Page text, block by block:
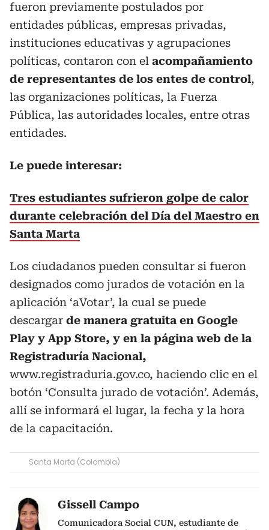
fueron previamente postulados por
entidades públicas, empresas privadas,
instituciones educativas y agrupaciones
políticas, contaron con el acompañamiento
de representantes de los entes de control,
las organizaciones políticas, la Fuerza
Pública, las autoridades locales, entre otras
entidades.
Le puede interesar:
Tres estudiantes sufrieron golpe de calor
durante celebración del Día del Maestro en
Santa Marta
Los ciudadanos pueden consultar si fueron
designados como jurados de votación en la
aplicación ‘aVotar’, la cual se puede
descargar de manera gratuita en Google
Play y App Store, y en la página web de la
Registraduría Nacional,
www.registraduria.gov.co, haciendo clic en el
botón ‘Consulta jurado de votación’. Además,
allí se informará el lugar, la fecha y la hora
de la capacitación.
Santa Marta (Colombia)
Gissell Campo
Comunicadora Social CUN, estudiante de